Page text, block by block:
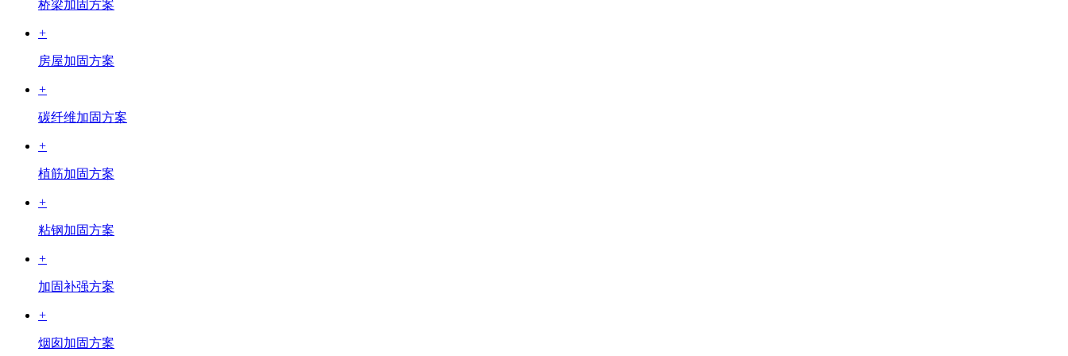
桥梁加固方案
+
房屋加固方案
+
碳纤维加固方案
+
植筋加固方案
+
粘钢加固方案
+
加固补强方案
+
烟囱加固方案